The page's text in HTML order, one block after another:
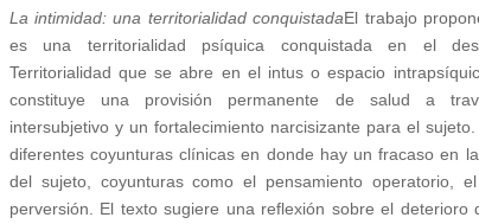
La intimidad: una territorialidad conquistadaEl trabajo
es una territorialidad psíquica conquistada en el
Territorialidad que se abre en el intus o espacio
constituye una provisión permanente de salud a
intersubjetivo y un fortalecimiento narcisizante para el
diferentes coyunturas clínicas en donde hay un fracaso en
del sujeto, coyunturas como el pensamiento operatorio,
perversión. El texto sugiere una reflexión sobre el deterioro